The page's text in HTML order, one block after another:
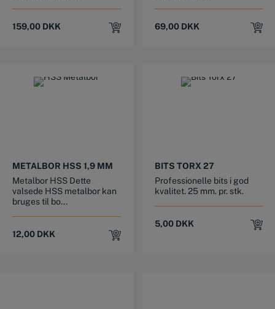
159,00 DKK 69,00 DKK
METALBOR HSS 1,9 MM
Metalbor HSS Dette
valsede HSS metalbor kan
bruges til bo...
12,00 DKK
BITS TORX 27
Professionelle bits i god
kvalitet. 25 mm. pr. stk.
5,00 DKK